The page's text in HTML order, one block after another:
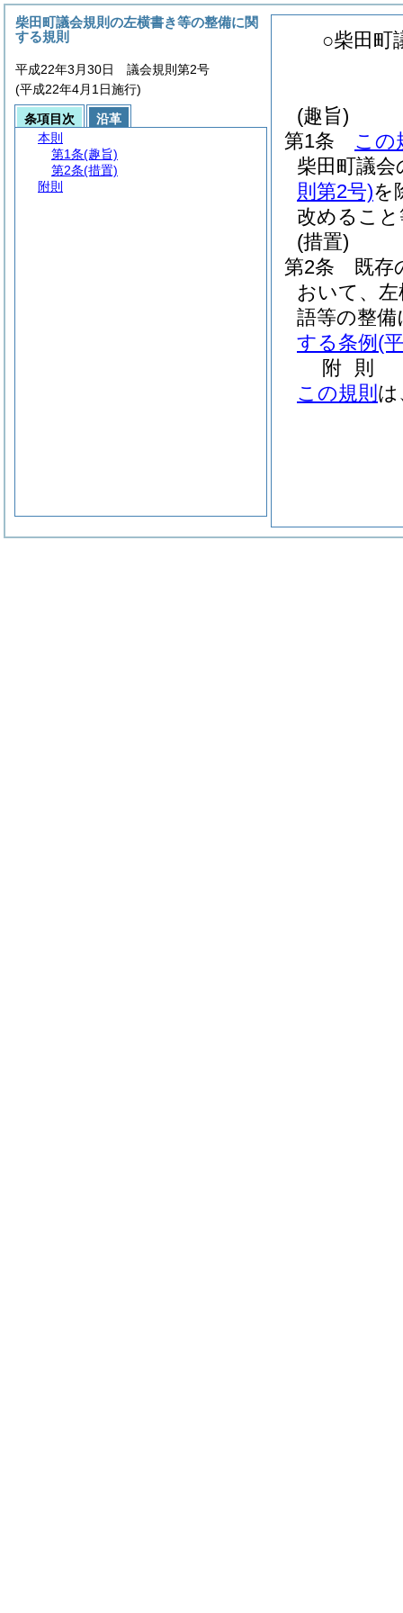
○柴田町
(趣旨)
第1条
この
柴田町議会
則第2号)を
改めるこ
(措置)
第2条
既存
おいて、
語等の整
する条例 (
附 則
この規則 は
柴田町議会規則の左横書き等の整備に関
する規則
平成22年3月30日 議会規則第2号
(平成22年4月1日施行)
条項目次
沿革
本則
第1条(趣旨)
第2条(措置)
附則